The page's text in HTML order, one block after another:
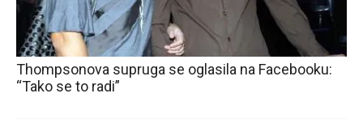
Thompsonova supruga se oglasila na Facebooku:
“Tako se to radi”